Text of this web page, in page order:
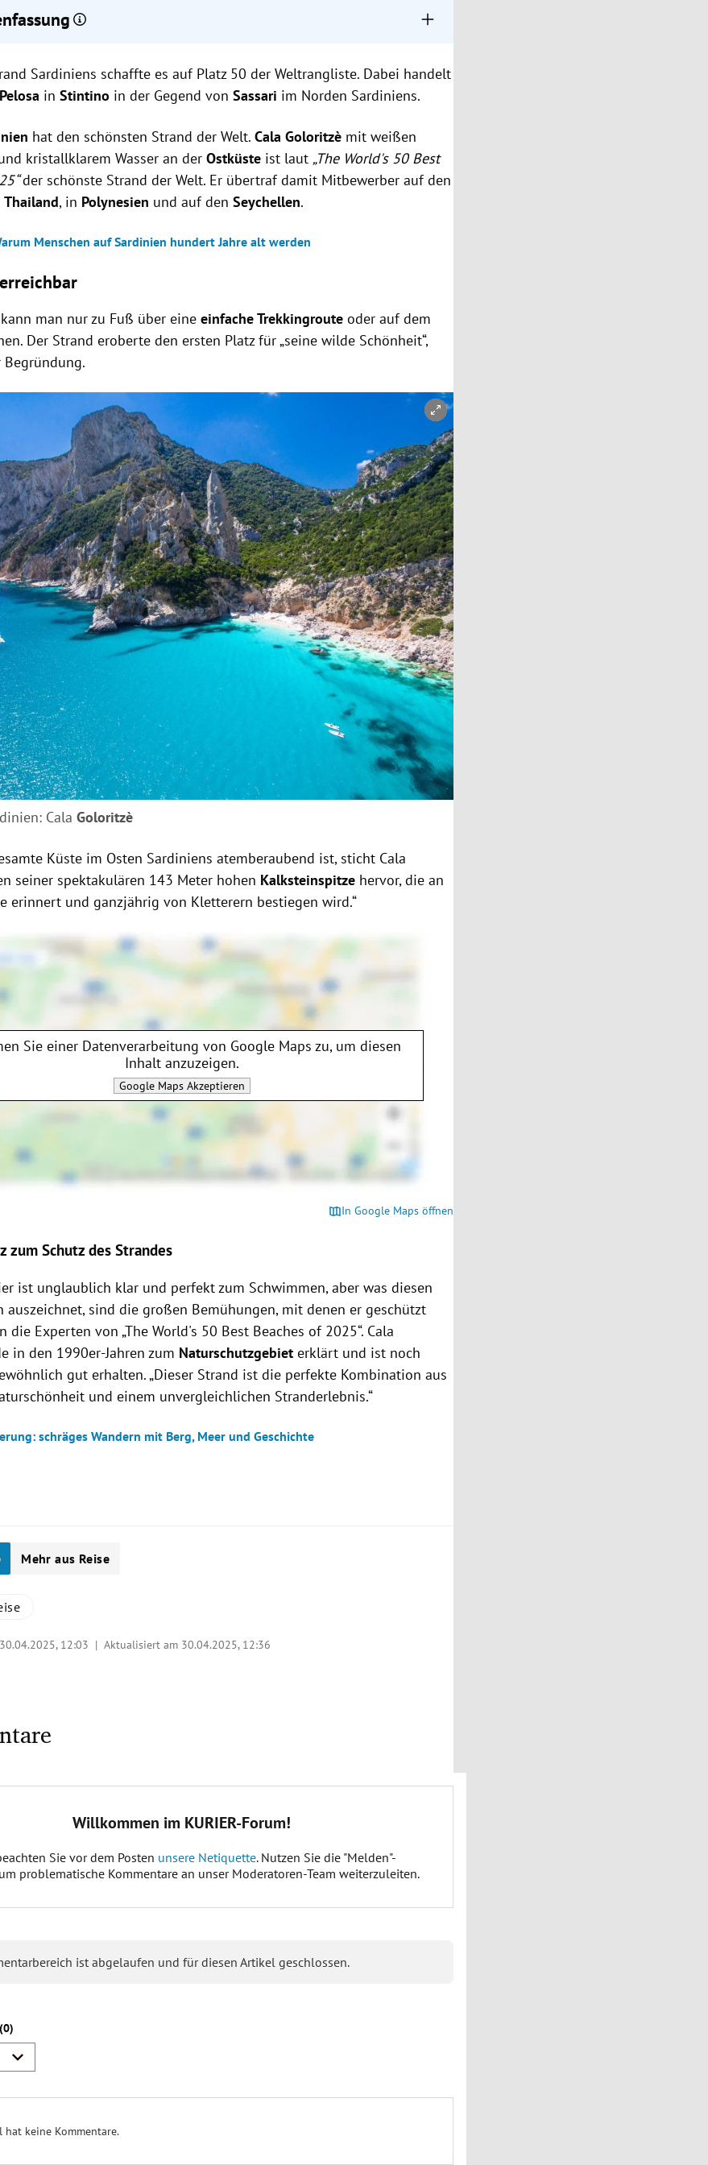
ist nur zu Fuß oder per Boot erreichbar und bekannt für seine wilde Schönheit
Meter hohen Kalkstein.
Sardiniens schaffte es auf Platz 50 der Weltrangliste. Dabei handelt
inStintino in der Gegend vonSassari im Norden Sardiniens.
hat den schönsten Strand der Welt.Cala Goloritzè mit weißen
kristallklarem Wasser an derOstküste ist laut „The World's 50 Best
der schönste Strand der Welt. Er übertraf damit Mitbewerber auf den
Thailand, in Polynesien und auf denSeychellen.
Menschen auf Sardinien hundert Jahre alt werden
kann man nur zu Fuß über eineeinfache Trekkingroute oder auf dem
Der Strand eroberte den ersten Platz für „seine wilde Schönheit“,
öffnen/schließen
CalaGoloritzè
Küste im Osten Sardiniens atemberaubend ist, sticht Cala
seiner spektakulären 143 Meter hohen Kalksteinspitze hervor, die an
erinnert und ganzjährig von Kletterern bestiegen wird.“
In Google Maps öffnen
Sie einer Datenverarbeitung von Google Maps zu, um diesen
Inhalt anzuzeigen.
Google MapsAkzeptieren
zum Schutz des Strandes
ist unglaublich klar und perfekt zum Schwimmen, aber was diesen
auszeichnet, sind die großen Bemühungen, mit denen er geschützt
die Experten von „The World's 50 Best Beaches of 2025“. Cala
in den 1990er-Jahren zum Naturschutzgebiet erklärt und ist noch
gut erhalten. „Dieser Strand ist die perfekte Kombination aus
und einem unvergleichlichen Stranderlebnis.“
schräges Wandern mit Berg, Meer und Geschichte
Mehr aus Reise
30.04.2025, 12:03 | Aktualisiert am 30.04.2025, 12:36